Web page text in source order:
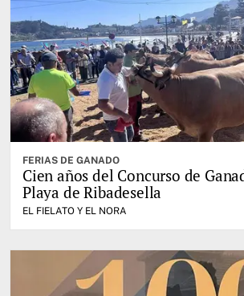
FERIAS DE GANADO
Cien años del Concurso de
Playa de Ribadesella
EL FIELATO Y EL NORA